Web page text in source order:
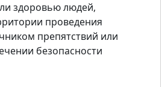
здоровью людей,
проведения
препятствий или
безопасности